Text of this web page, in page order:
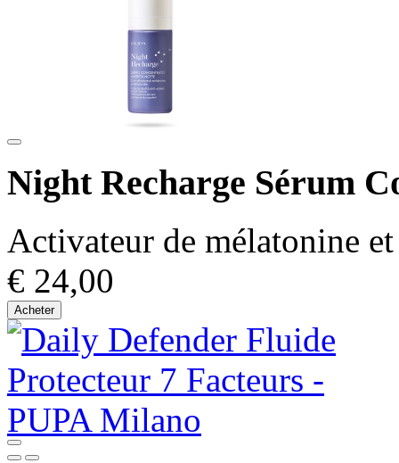
Night Recharge Sérum
Activateur de mélatonine
€ 24,00
Acheter